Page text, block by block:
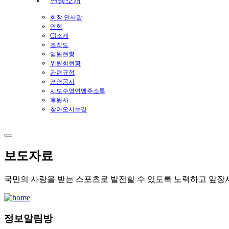
회장 인사말
연혁
CI소개
조직도
임원현황
위원회현황
관련규정
경영공시
시도수영연맹주소록
후원사
찾아오시는길
보도자료
국민의 사랑을 받는 스포츠로 발전할 수 있도록 노력하고 앞장
정보알림방